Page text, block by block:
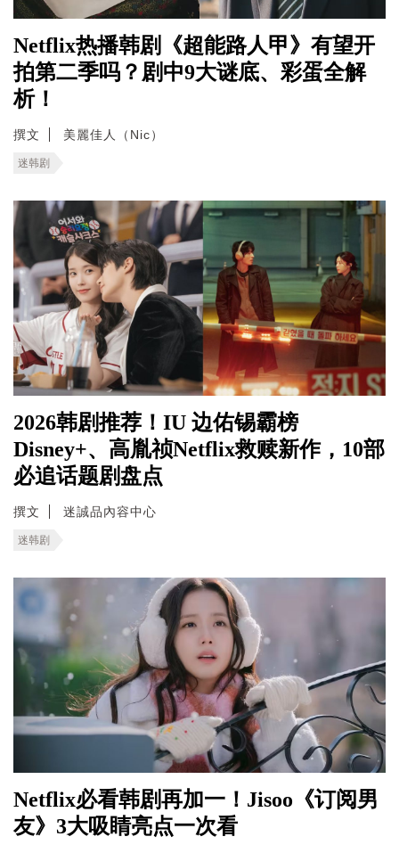
Netflix热播韩剧《超能路人甲》有望开
拍第二季吗？剧中9大谜底、彩蛋全解
析！
撰文 美麗佳人（Nic）
迷韩剧
2026韩剧推荐！IU 边佑锡霸榜
Disney+、高胤祯Netflix救赎新作，10部
必追话题剧盘点
撰文 迷誠品內容中心
迷韩剧
Netflix必看韩剧再加一！Jisoo《订阅男
友》3大吸睛亮点一次看